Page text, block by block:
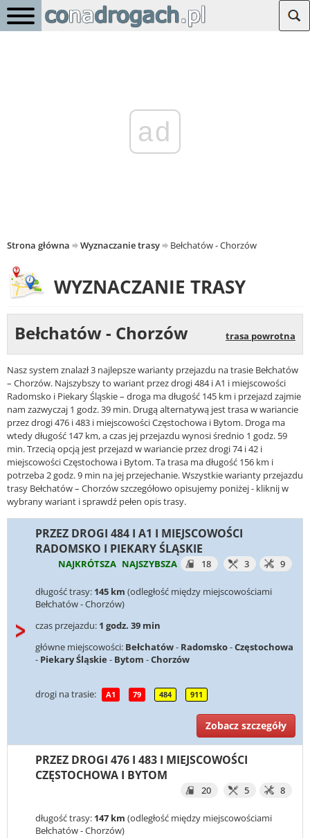
ad
Strona główna Wyznaczanie trasy Bełchatów - Chorzów
WYZNACZANIE TRASY
Bełchatów - Chorzów trasa powrotna
Nasz system znalazł 3 najlepsze warianty przejazdu na trasie Bełchatów
– Chorzów. Najszybszy to wariant przez drogi 484 i A1 i miejscowości
Radomsko i Piekary Śląskie – droga ma długość 145 km i przejazd zajmie
nam zazwyczaj 1 godz. 39 min. Drugą alternatywą jest trasa w wariancie
przez drogi 476 i 483 i miejscowości Częstochowa i Bytom. Droga ma
wtedy długość 147 km, a czas jej przejazdu wynosi średnio 1 godz. 59
min. Trzecią opcją jest przejazd w wariancie przez drogi 74 i 42 i
miejscowości Częstochowa i Bytom. Ta trasa ma długość 156 km i
potrzeba 2 godz. 9 min na jej przejechanie. Wszystkie warianty przejazdu
trasy Bełchatów – Chorzów szczegółowo opisujemy poniżej - kliknij w
wybrany wariant i sprawdź pełen opis trasy.
PRZEZ DROGI 484 I A1 I MIEJSCOWOŚCI
RADOMSKO I PIEKARY ŚLĄSKIE
NAJKRÓTSZA NAJSZYBSZA 18 3 9
długość trasy: 145 km (odległość między miejscowościami
Bełchatów - Chorzów)
czas przejazdu: 1 godz. 39 min
główne miejscowości: Bełchatów- Radomsko-Częstochowa
- Piekary Śląskie - Bytom -Chorzów
drogi na trasie: A1 79 484 911
Zobacz szczegóły
PRZEZ DROGI 476 I 483 I MIEJSCOWOŚCI
CZĘSTOCHOWA I BYTOM
20 5 8
długość trasy: 147 km (odległość między miejscowościami
Bełchatów - Chorzów)